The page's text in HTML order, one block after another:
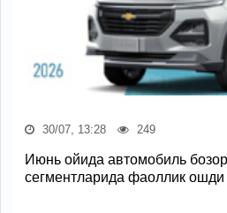
30/07, 13:28 249
Июнь ойида автомобиль
сегментларида фаоллик ошди